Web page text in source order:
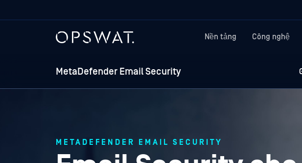
Nền tảng Công nghệ
MetaDefender Email Security
METADEFENDER EMAIL SECURITY